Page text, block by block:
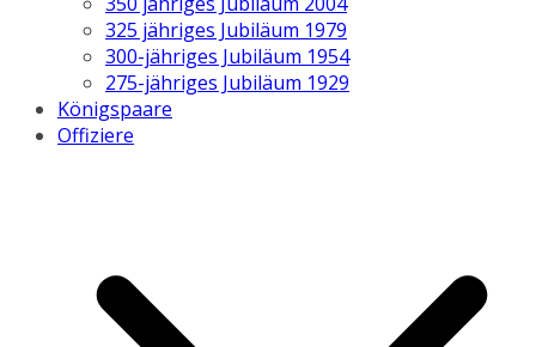
325 jähriges Jubiläum 1979
300-jähriges Jubiläum 1954
275-jähriges Jubiläum 1929
Königspaare
Offiziere